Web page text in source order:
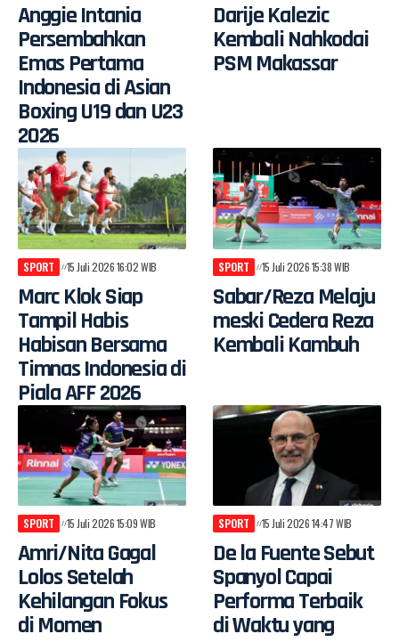
Anggie Intania
Persembahkan
Emas Pertama
Indonesia di Asian
Boxing U19 dan U23
2026
Darije Kalezic
Kembali Nahkodai
PSM Makassar
SPORT 15 Juli 2026 16:02 WIB
Marc Klok Siap
Tampil Habis
Habisan Bersama
Timnas Indonesia di
Piala AFF 2026
SPORT 15 Juli 2026 15:38 WIB
Sabar/Reza Melaju
meski Cedera Reza
Kembali Kambuh
SPORT 15 Juli 2026 15:09 WIB
Amri/Nita Gagal
Lolos Setelah
Kehilangan Fokus
di Momen
SPORT 15 Juli 2026 14:47 WIB
De la Fuente Sebut
Spanyol Capai
Performa Terbaik
di Waktu yang